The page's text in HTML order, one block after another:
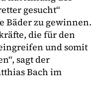
gesucht“
Bäder zu gewinnen.
die für den
und somit
sagt der
Bach im